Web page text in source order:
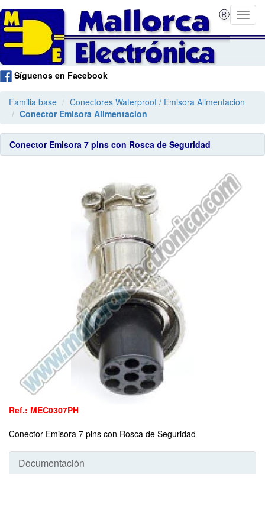
Síguenos en Facebook
Familia base
Conectores Waterproof / Emisora Alimentacion
Conector Emisora Alimentacion
Conector Emisora 7 pins con Rosca de Seguridad
Ref.: MEC0307PH
Conector Emisora 7 pins con Rosca de Seguridad
Documentación